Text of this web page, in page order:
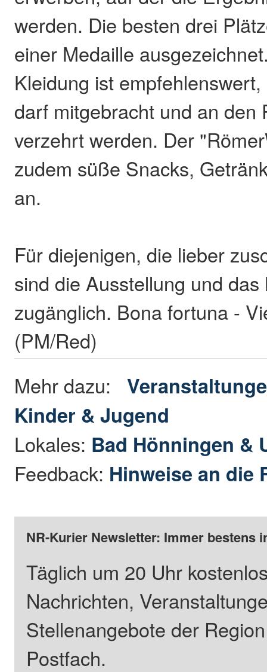
werden. Die besten drei
einer Medaille
Kleidung ist
darf mitgebracht und an den
verzehrt werden. Der
zudem süße Snacks,
an.
Für diejenigen, die lieber
sind die Ausstellung und
zugänglich. Bona fortuna -
(PM/Red)
Mehr dazu:
Kinder & Jugend
Lokales: Bad Hönningen &
Feedback: Hinweise an die
NR-Kurier Newsletter: Immer bestens
Täglich um 20 Uhr
Nachrichten,
Stellenangebote der
Postfach.